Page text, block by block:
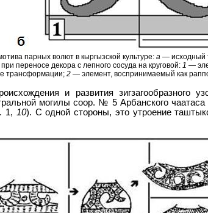
парных волют в кыргызской культуре: а— исходный
переносе декора с лепного сосуда на круговой: 1 —
трансформации; 2 — элемент, воспринимаемый как
и развития зигзагообразного
могилы соор. № 5 Арбанского
1, 10). С одной стороны, это утроение